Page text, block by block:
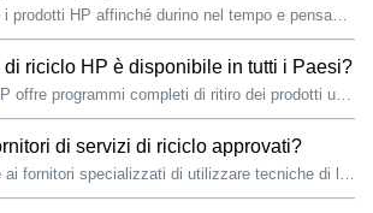
Sì.Progettiamo i prodotti HP affinché durino nel tempo e pensando al modo in cui le risorse possano essere utilizzate in modo più efficiente. Quando raggiun...
di riciclo HP è disponibile in tutti i Paesi?
Attualmente, HP offre programmi completi di ritiro dei prodotti usati in 77 paesi e territori in tutto il mondo. I programmi sono disponibili negli Stat...
di servizi di riciclo approvati?
Sì. HP richiede ai fornitori specializzati di utilizzare tecniche di lavorazione responsabili dal punto di vista ambientale e di rispettare pienamente tutte...